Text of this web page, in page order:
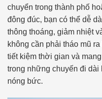
chuyển trong thành phố
đông đúc, bạn có thể dễ
thông thoáng, giảm nhiệt
không cần phải tháo mũ
tiết kiệm thời gian và
trong những chuyến đi
nóng bức.